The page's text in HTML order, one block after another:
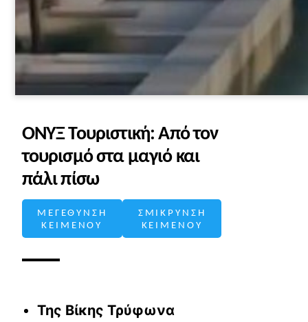
ΟΝΥΞ Τουριστική: Από τον
τουρισμό στα μαγιό και
πάλι πίσω
ΜΕΓΕΘΥΝΣΗ
ΚΕΙΜΕΝΟΥ
ΣΜΙΚΡΥΝΣΗ
ΚΕΙΜΕΝΟΥ
Της Βίκης Τρύφωνα